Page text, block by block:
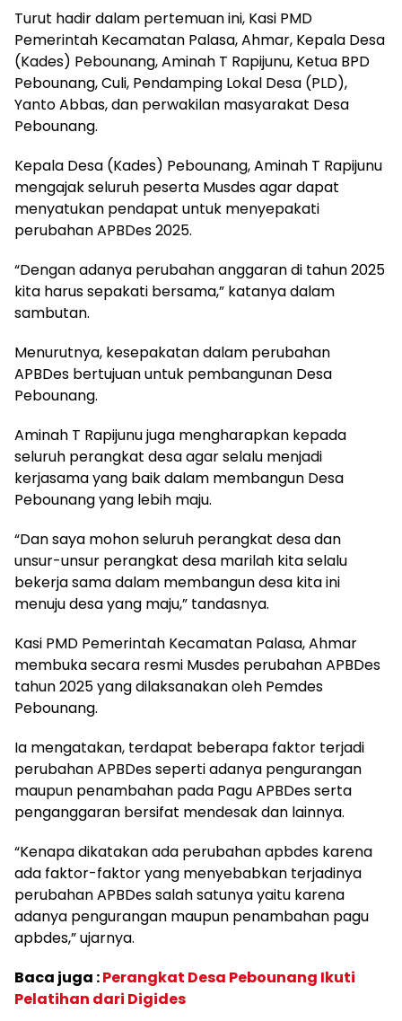
Turut hadir dalam pertemuan ini, Kasi PMD
Pemerintah Kecamatan Palasa, Ahmar, Kepala Desa
(Kades) Pebounang, Aminah T Rapijunu, Ketua BPD
Pebounang, Culi, Pendamping Lokal Desa (PLD),
Yanto Abbas, dan perwakilan masyarakat Desa
Pebounang.
Kepala Desa (Kades) Pebounang, Aminah T Rapijunu
mengajak seluruh peserta Musdes agar dapat
menyatukan pendapat untuk menyepakati
perubahan APBDes 2025.
“Dengan adanya perubahan anggaran di tahun 2025
kita harus sepakati bersama,” katanya dalam
sambutan.
Menurutnya, kesepakatan dalam perubahan
APBDes bertujuan untuk pembangunan Desa
Pebounang.
Aminah T Rapijunu juga mengharapkan kepada
seluruh perangkat desa agar selalu menjadi
kerjasama yang baik dalam membangun Desa
Pebounang yang lebih maju.
“Dan saya mohon seluruh perangkat desa dan
unsur-unsur perangkat desa marilah kita selalu
bekerja sama dalam membangun desa kita ini
menuju desa yang maju,” tandasnya.
Kasi PMD Pemerintah Kecamatan Palasa, Ahmar
membuka secara resmi Musdes perubahan APBDes
tahun 2025 yang dilaksanakan oleh Pemdes
Pebounang.
Ia mengatakan, terdapat beberapa faktor terjadi
perubahan APBDes seperti adanya pengurangan
maupun penambahan pada Pagu APBDes serta
penganggaran bersifat mendesak dan lainnya.
“Kenapa dikatakan ada perubahan apbdes karena
ada faktor-faktor yang menyebabkan terjadinya
perubahan APBDes salah satunya yaitu karena
adanya pengurangan maupun penambahan pagu
apbdes,” ujarnya.
Baca juga :Perangkat Desa Pebounang Ikuti
Pelatihan dari Digides